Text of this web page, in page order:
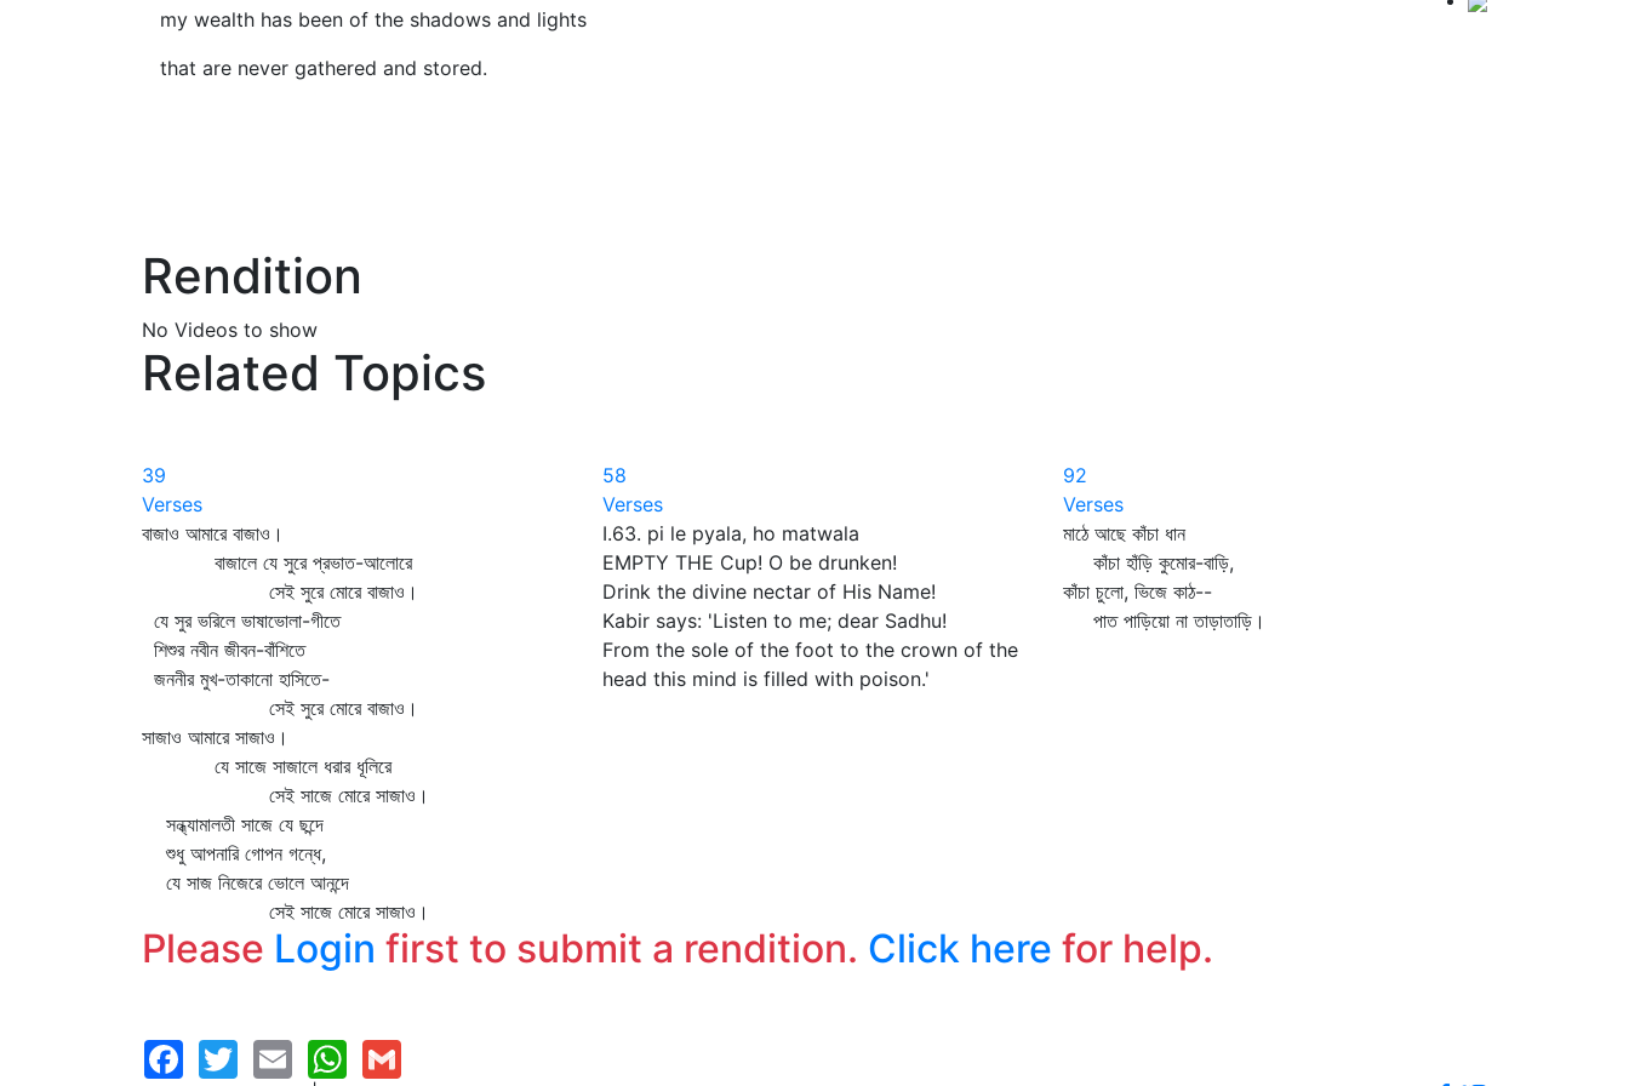
my wealth has been of the shadows and lights
that are never gathered and stored.
Rendition
No Videos to show
Related Topics
39
Verses
বাজাও আমারে বাজাও।
বাজালে যে সুরে প্রভাত-আলোরে
সেই সুরে মোরে বাজাও।
যে সুর ভরিলে ভাষাভোলা-গীতে
শিশুর নবীন জীবন-বাঁশিতে
জননীর মুখ-তাকানো হাসিতে-
সেই সুরে মোরে বাজাও।
সাজাও আমারে সাজাও।
যে সাজে সাজালে ধরার ধূলিরে
সেই সাজে মোরে সাজাও।
সন্ধ্যামালতী সাজে যে ছন্দে
শুধু আপনারি গোপন গন্ধে,
যে সাজ নিজেরে ভোলে আনন্দে
সেই সাজে মোরে সাজাও।
58
Verses
I.63. pi le pyala, ho matwala
EMPTY THE Cup! O be drunken!
Drink the divine nectar of His Name!
Kabir says: 'Listen to me; dear Sadhu!
From the sole of the foot to the crown of the
head this mind is filled with poison.'
92
Verses
মাঠে আছে কাঁচা ধান
কাঁচা হাঁড়ি কুমোর-বাড়ি,
কাঁচা চুলো, ভিজে কাঠ--
পাত পাড়িয়ো না তাড়াতাড়ি।
Please Login first to submit a rendition. Click here for help.